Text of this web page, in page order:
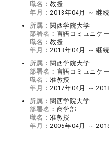
職名： 教授
年月： 2018年04月 ～ 継
所属： 関西学院大学
部署名： 言語コミュニケ
職名： 教授
年月： 2018年04月 ～ 継
所属： 関西学院大学
部署名： 言語コミュニケ
職名： 准教授
年月： 2017年04月 ～
所属： 関西学院大学
部署名： 商学部
職名： 准教授
年月： 2006年04月 ～